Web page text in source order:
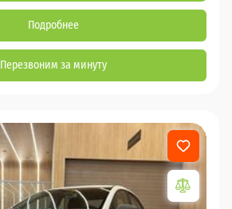
Подробнее
Перезвоним за минуту